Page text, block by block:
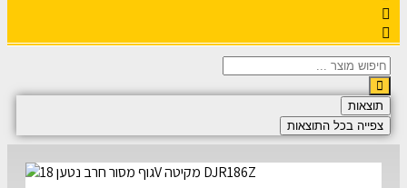
תוצאות
צפייה בכל התוצאות